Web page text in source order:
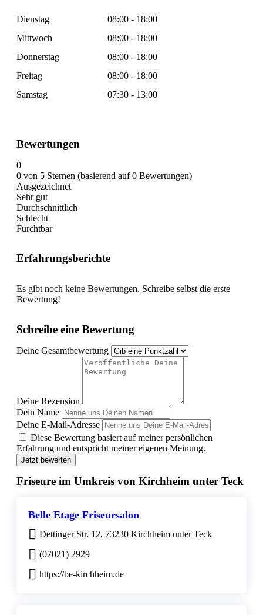
Dienstag
08:00 - 18:00
Mittwoch
08:00 - 18:00
Donnerstag
08:00 - 18:00
Freitag
08:00 - 18:00
Samstag
07:30 - 13:00
Bewertungen
0
0 von 5 Sternen (basierend auf 0 Bewertungen)
Ausgezeichnet
Sehr gut
Durchschnittlich
Schlecht
Furchtbar
Erfahrungsberichte
Es gibt noch keine Bewertungen. Schreibe selbst die erste
Bewertung!
Schreibe eine Bewertung
Deine Gesamtbewertung
Deine Rezension
Dein Name
Deine E-Mail-Adresse
Diese Bewertung basiert auf meiner persönlichen
Erfahrung und entspricht meiner eigenen Meinung.
Jetzt bewerten
Friseure im Umkreis von Kirchheim unter Teck
Belle Etage Friseursalon
Dettinger Str. 12, 73230 Kirchheim unter Teck
(07021) 2929
https://be-kirchheim.de